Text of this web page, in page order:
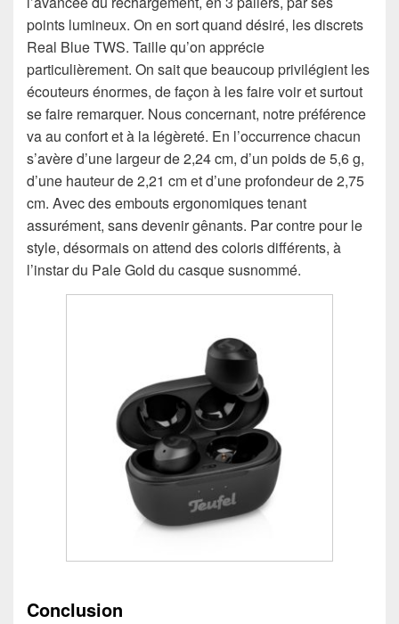
points lumineux. On en sort quand désiré, les discrets
Real Blue TWS. Taille qu’on apprécie
particulièrement. On sait que beaucoup privilégient les
écouteurs énormes, de façon à les faire voir et surtout
se faire remarquer. Nous concernant, notre préférence
va au confort et à la légèreté. En l’occurrence chacun
s’avère d’une largeur de 2,24 cm, d’un poids de 5,6 g,
d’une hauteur de 2,21 cm et d’une profondeur de 2,75
cm. Avec des embouts ergonomiques tenant
assurément, sans devenir gênants. Par contre pour le
style, désormais on attend des coloris différents, à
l’instar du Pale Gold du casque susnommé.
Conclusion